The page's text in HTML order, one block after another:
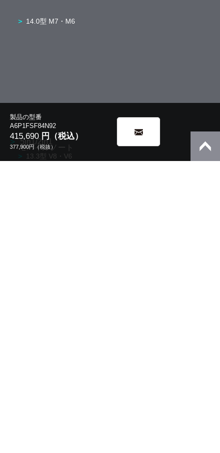
製品の型番
A6P1FSF84N92
415,690 円（税込）
377,900円（税抜）
14.0型 M7・M6
5in1/2in1
モバイルノート
13.3型 V8・V6